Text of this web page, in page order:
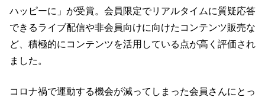
ハッピーに」が受賞。会員限定でリアルタイムに質疑応答
できるライブ配信や非会員向けに向けたコンテンツ販売な
ど、積極的にコンテンツを活用している点が高く評価され
ました。
コロナ禍で運動する機会が減ってしまった会員さんにとっ